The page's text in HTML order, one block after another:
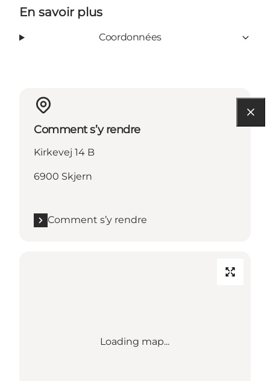
En savoir plus
Coordonnées
Comment s’y rendre
Kirkevej 14 B
6900 Skjern
Comment s’y rendre
Loading map...